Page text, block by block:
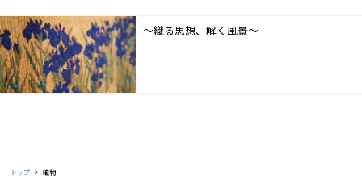
～織る思想、解く風景～
トップ 織物